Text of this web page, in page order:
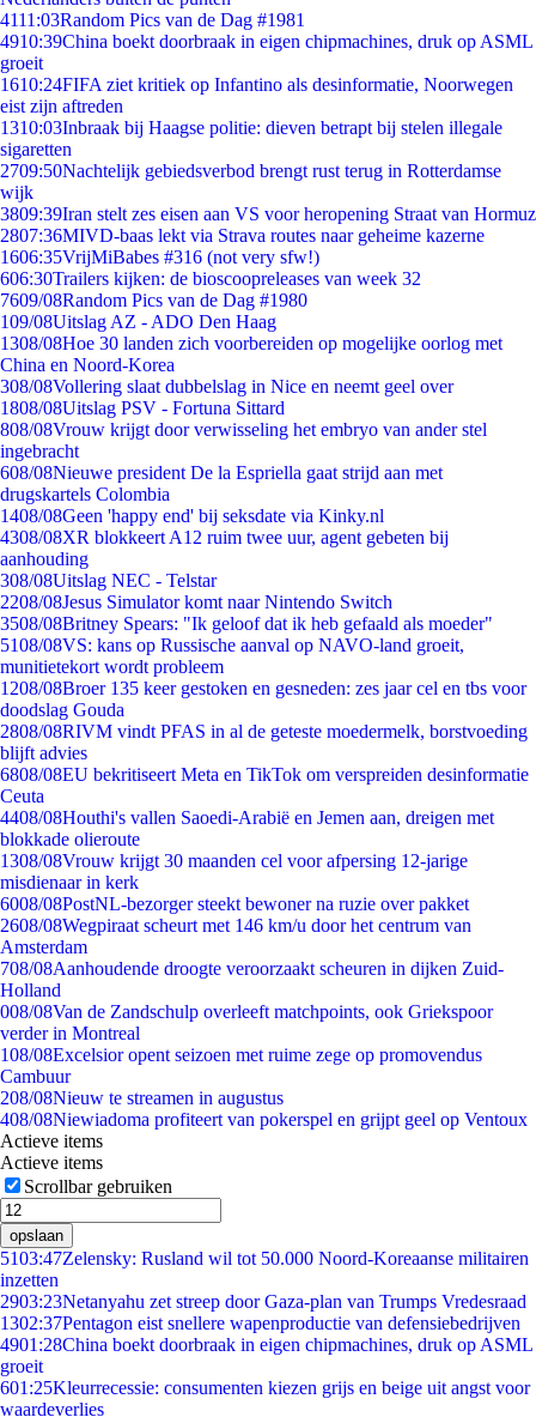
4111:03Random Pics van de Dag #1981
4910:39China boekt doorbraak in eigen chipmachines, druk op ASML
groeit
1610:24FIFA ziet kritiek op Infantino als desinformatie, Noorwegen
eist zijn aftreden
1310:03Inbraak bij Haagse politie: dieven betrapt bij stelen illegale
sigaretten
2709:50Nachtelijk gebiedsverbod brengt rust terug in Rotterdamse
wijk
3809:39Iran stelt zes eisen aan VS voor heropening Straat van Hormuz
2807:36MIVD-baas lekt via Strava routes naar geheime kazerne
1606:35VrijMiBabes #316 (not very sfw!)
606:30Trailers kijken: de bioscoopreleases van week 32
7609/08Random Pics van de Dag #1980
109/08Uitslag AZ - ADO Den Haag
1308/08Hoe 30 landen zich voorbereiden op mogelijke oorlog met
China en Noord-Korea
308/08Vollering slaat dubbelslag in Nice en neemt geel over
1808/08Uitslag PSV - Fortuna Sittard
808/08Vrouw krijgt door verwisseling het embryo van ander stel
ingebracht
608/08Nieuwe president De la Espriella gaat strijd aan met
drugskartels Colombia
1408/08Geen 'happy end' bij seksdate via Kinky.nl
4308/08XR blokkeert A12 ruim twee uur, agent gebeten bij
aanhouding
308/08Uitslag NEC - Telstar
2208/08Jesus Simulator komt naar Nintendo Switch
3508/08Britney Spears: "Ik geloof dat ik heb gefaald als moeder"
5108/08VS: kans op Russische aanval op NAVO-land groeit,
munitietekort wordt probleem
1208/08Broer 135 keer gestoken en gesneden: zes jaar cel en tbs voor
doodslag Gouda
2808/08RIVM vindt PFAS in al de geteste moedermelk, borstvoeding
blijft advies
6808/08EU bekritiseert Meta en TikTok om verspreiden desinformatie
Ceuta
4408/08Houthi's vallen Saoedi-Arabië en Jemen aan, dreigen met
blokkade olieroute
1308/08Vrouw krijgt 30 maanden cel voor afpersing 12-jarige
misdienaar in kerk
6008/08PostNL-bezorger steekt bewoner na ruzie over pakket
2608/08Wegpiraat scheurt met 146 km/u door het centrum van
Amsterdam
708/08Aanhoudende droogte veroorzaakt scheuren in dijken Zuid-
Holland
008/08Van de Zandschulp overleeft matchpoints, ook Griekspoor
verder in Montreal
108/08Excelsior opent seizoen met ruime zege op promovendus
Cambuur
208/08Nieuw te streamen in augustus
408/08Niewiadoma profiteert van pokerspel en grijpt geel op Ventoux
Actieve items
Actieve items
Scrollbar gebruiken
opslaan
5103:47Zelensky: Rusland wil tot 50.000 Noord-Koreaanse militairen
inzetten
2903:23Netanyahu zet streep door Gaza-plan van Trumps Vredesraad
1302:37Pentagon eist snellere wapenproductie van defensiebedrijven
4901:28China boekt doorbraak in eigen chipmachines, druk op ASML
groeit
601:25Kleurrecessie: consumenten kiezen grijs en beige uit angst voor
waardeverlies